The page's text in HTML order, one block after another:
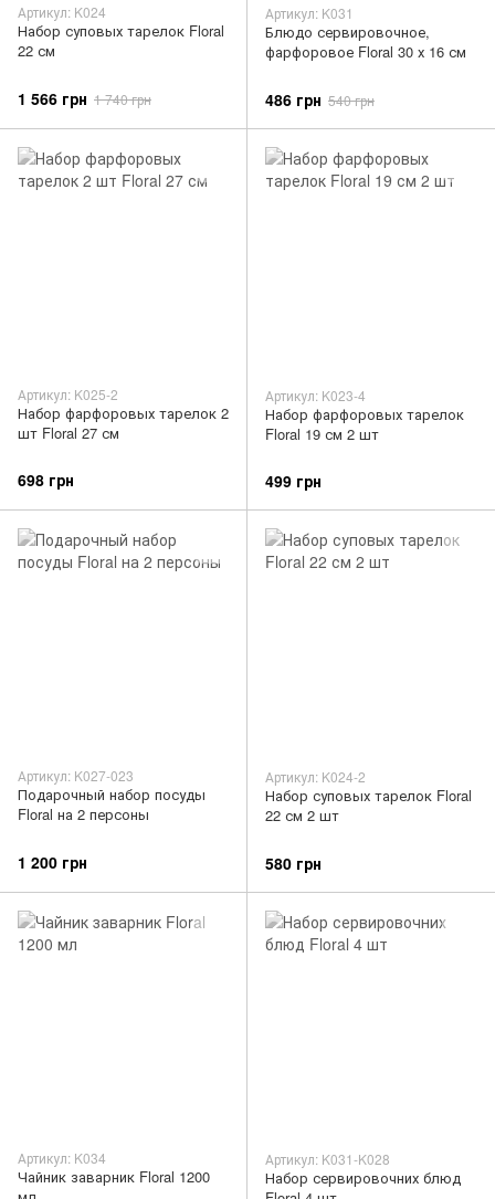
Артикул: K024
Набор суповых тарелок Floral
22 см
1 566 грн 1 740 грн
Артикул: K031
Блюдо сервировочное,
фарфоровое Floral 30 х 16 см
486 грн 540 грн
Артикул: K025-2
Набор фарфоровых тарелок 2
шт Floral 27 см
698 грн
Артикул: K023-4
Набор фарфоровых тарелок
Floral 19 см 2 шт
499 грн
Артикул: K027-023
Подарочный набор посуды
Floral на 2 персоны
1 200 грн
Артикул: K024-2
Набор суповых тарелок Floral
22 см 2 шт
580 грн
Артикул: K034
Чайник заварник Floral 1200
Артикул: K031-K028
Набор сервировочних блюд